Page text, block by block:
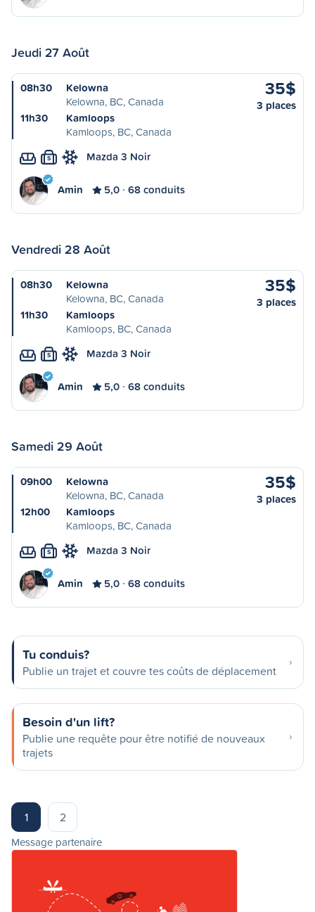
Jeudi 27 Août
08h30
Kelowna
Kelowna, BC, Canada
11h30
Kamloops
Kamloops, BC, Canada
35$
3 places
S Mazda 3 Noir
Amin 5,0 68 conduits
Vendredi 28 Août
08h30
Kelowna
Kelowna, BC, Canada
11h30
Kamloops
Kamloops, BC, Canada
35$
3 places
S Mazda 3 Noir
Amin 5,0 68 conduits
Samedi 29 Août
09h00
Kelowna
Kelowna, BC, Canada
12h00
Kamloops
Kamloops, BC, Canada
35$
3 places
S Mazda 3 Noir
Amin 5,0 68 conduits
Tu conduis?
Publie un trajet et couvre tes coûts de déplacement
Besoin d'un lift?
Publie une requête pour être notifié de nouveaux
trajets
1 2
Message partenaire